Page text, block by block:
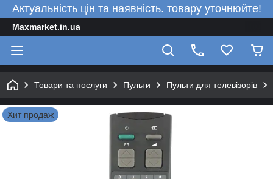
Актуальність цін та наявність. товару уточнюйте!
Maxmarket.in.ua
Товари та послуги Пульти Пульти для телевізорів
Хит продаж